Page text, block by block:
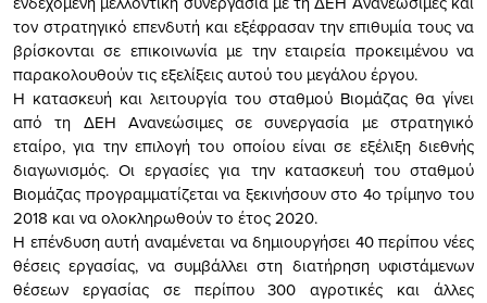
τον στρατηγικό επενδυτή και εξέφρασαν την επιθυμία τους να
βρίσκονται σε επικοινωνία με την εταιρεία προκειμένου να
παρακολουθούν τις εξελίξεις αυτού του μεγάλου έργου.
Η κατασκευή και λειτουργία του σταθμού Βιομάζας θα γίνει
από τη ΔΕΗ Ανανεώσιμες σε συνεργασία με στρατηγικό
εταίρο, για την επιλογή του οποίου είναι σε εξέλιξη διεθνής
διαγωνισμός. Οι εργασίες για την κατασκευή του σταθμού
Βιομάζας προγραμματίζεται να ξεκινήσουν στο 4ο τρίμηνο του
2018 και να ολοκληρωθούν το έτος 2020.
Η επένδυση αυτή αναμένεται να δημιουργήσει 40 περίπου νέες
θέσεις εργασίας, να συμβάλλει στη διατήρηση υφιστάμενων
θέσεων εργασίας σε περίπου 300 αγροτικές και άλλες